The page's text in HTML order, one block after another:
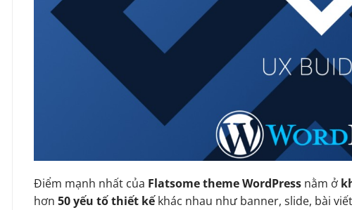
Điểm mạnh nhất của Flatsome theme WordPress nằm ở
hơn 50 yếu tố thiết kếkhác nhau như banner, slide, bài